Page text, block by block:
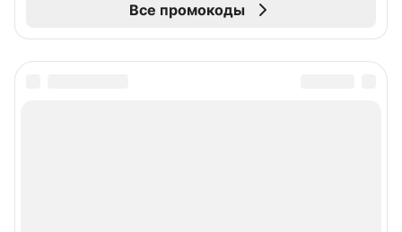
Все промокоды